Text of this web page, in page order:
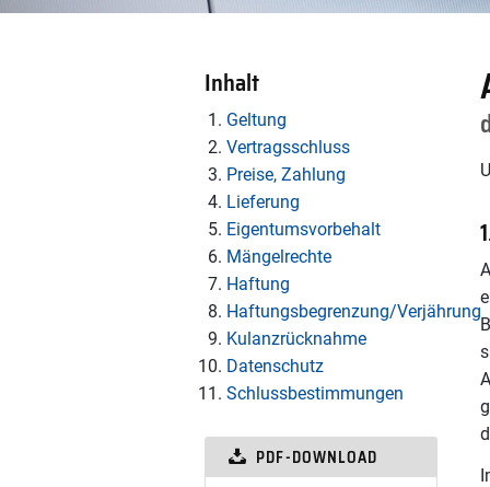
Inhalt
Geltung
Vertragsschluss
Preise, Zahlung
Lieferung
Eigentumsvorbehalt
Mängelrechte
Haftung
Haftungsbegrenzung/Verjährung
Kulanzrücknahme
Datenschutz
Schlussbestimmungen
PDF-DOWNLOAD